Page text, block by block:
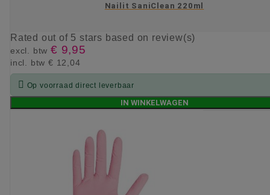
Nailit SaniClean 220ml
Rated out of 5 stars based on review(s)
excl. btw € 9,95
incl. btw € 12,04
 Op voorraad direct leverbaar
IN WINKELWAGEN